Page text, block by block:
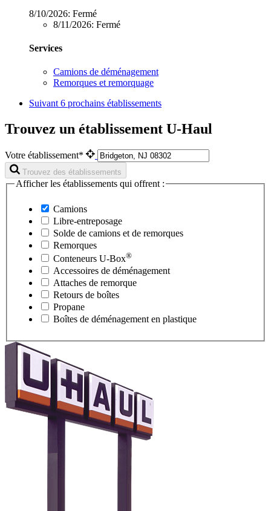
8/10/2026: Fermé
8/11/2026: Fermé
Services
Camions de déménagement
Remorques et remorquage
Suivant 6 prochains établissements
Trouvez un établissement U-Haul
Votre établissement*
Trouvez des établissements
Afficher les établissements qui offrent :
Camions
Libre-entreposage
Solde de camions et de remorques
Remorques
Conteneurs U-Box®
Accessoires de déménagement
Attaches de remorque
Retours de boîtes
Propane
Boîtes de déménagement en plastique